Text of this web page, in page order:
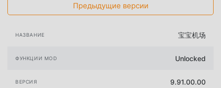
Предыдущие версии
НАЗВАНИЕ 宝宝机场
ФУНКЦИИ MOD Unlocked
ВЕРСИЯ 9.91.00.00